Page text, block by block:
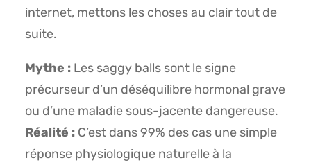
internet, mettons les choses au clair tout de
suite.
Mythe : Les saggy balls sont le signe
précurseur d’un déséquilibre hormonal grave
ou d’une maladie sous-jacente dangereuse.
Réalité : C’est dans 99% des cas une simple
réponse physiologique naturelle à la